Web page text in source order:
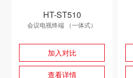
HT-ST510
会议电视终端 （一体式）
加入对比
查看详情